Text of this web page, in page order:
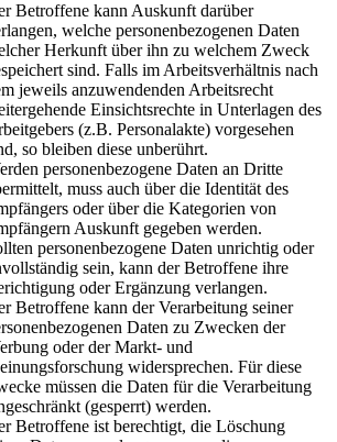
Betroffene kann Auskunft darüber
welche personenbezogenen Daten
Herkunft über ihn zu welchem Zweck
sind. Falls im Arbeitsverhältnis nach
jeweils anzuwendenden Arbeitsrecht
Einsichtsrechte in Unterlagen des
(z.B. Personalakte) vorgesehen
so bleiben diese unberührt.
personenbezogene Daten an Dritte
muss auch über die Identität des
oder über die Kategorien von
Auskunft gegeben werden.
personenbezogene Daten unrichtig oder
sein, kann der Betroffene ihre
oder Ergänzung verlangen.
Betroffene kann der Verarbeitung seiner
Daten zu Zwecken der
oder der Markt- und
widersprechen. Für diese
müssen die Daten für die Verarbeitung
(gesperrt) werden.
Betroffene ist berechtigt, die Löschung